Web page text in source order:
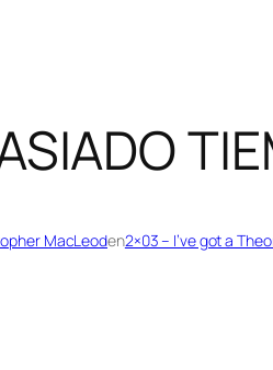
MacLeoden2×03 – I’ve got a